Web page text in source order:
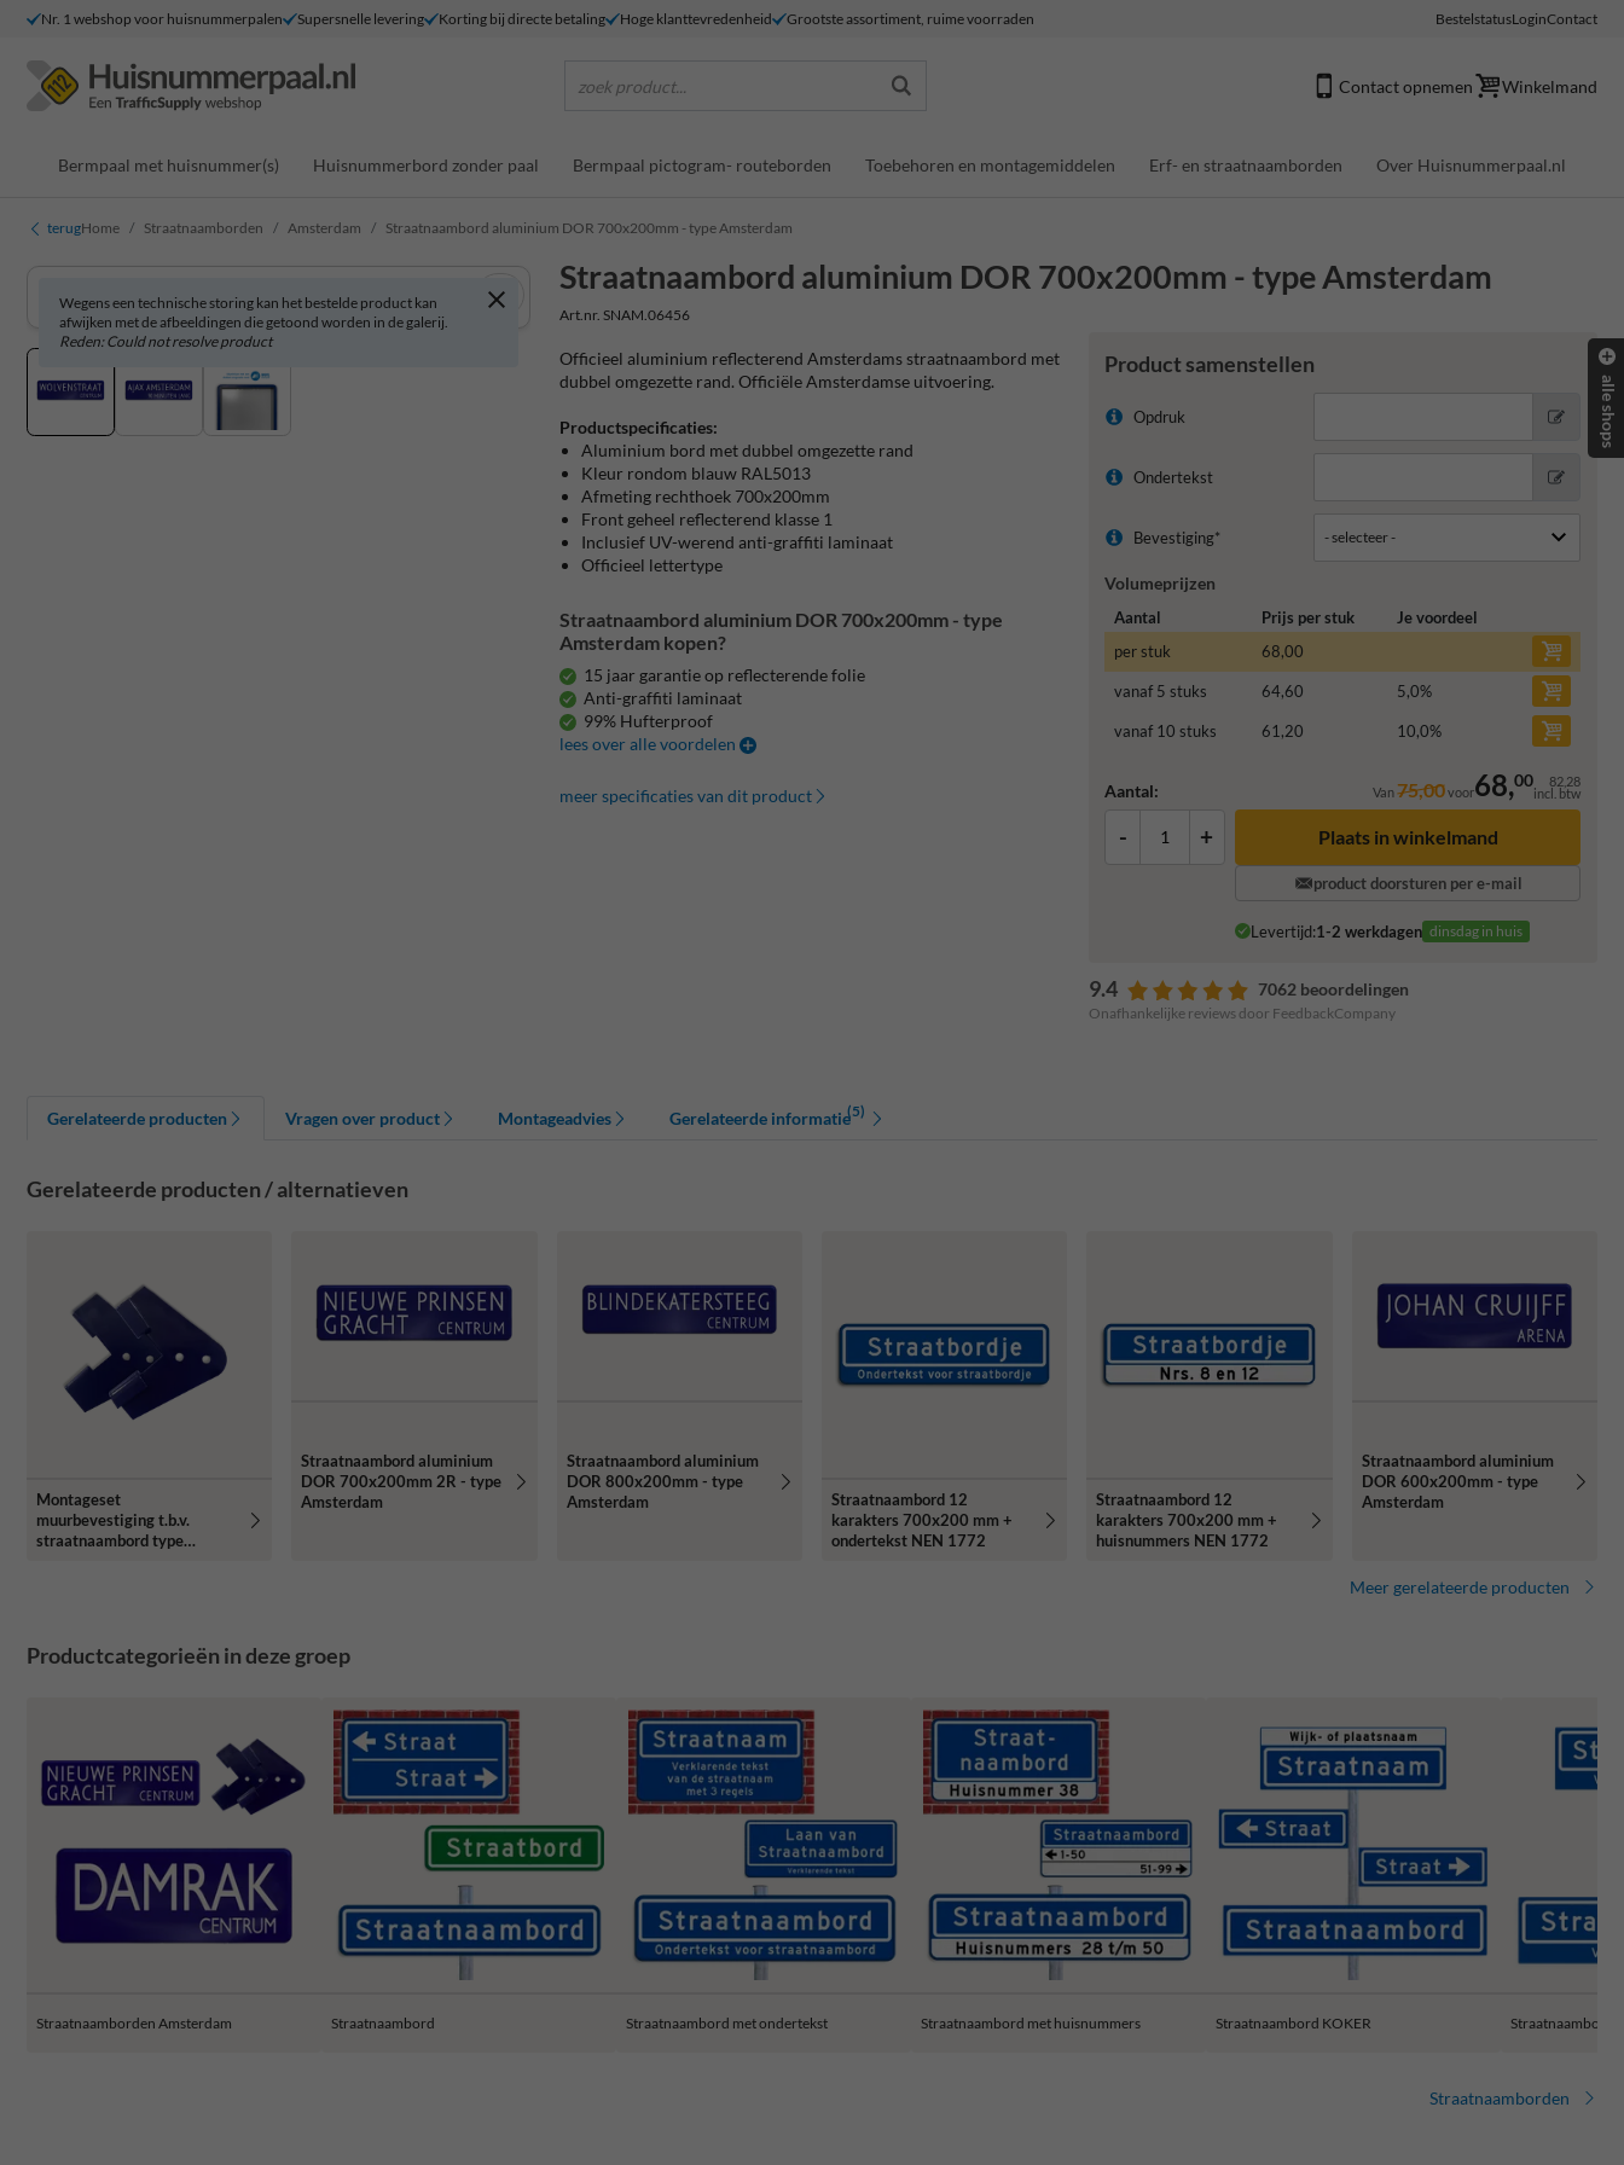
Nr. 1 webshop voor huisnummerpalen Supersnelle levering Korting bij directe betaling Hoge klanttevredenheid Grootste assortiment, ruime voorraden BestelstatusLoginContact
zoek product... Contact opnemen Winkelmand
Bermpaal met huisnummer(s) Huisnummerbord zonder paal Bermpaal pictogram- routeborden Toebehoren en montagemiddelen Erf- en straatnaamborden Over Huisnummerpaal.nl
terugHome Straatnaamborden Amsterdam Straatnaambord aluminium DOR 700x200mm - type Amsterdam
Straatnaambord aluminium DOR 700x200mm - type Amsterdam
Art.nr. SNAM.06456
Wegens een technische storing kan het bestelde product kan
afwijken met de afbeeldingen die getoond worden in de galerij.
Reden: Could not resolve product
Product samenstellen
Opdruk
Ondertekst
Bevestiging*
Volumeprijzen
Aantal Prijs per stuk
Je voordeel
per stuk
68,00
vanaf 5 stuks 64,60 5,0%
vanaf 10 stuks 61,20 10,0%
Aantal: Van75,00voor68,00 82,28
incl. btw
- + Plaats in winkelmand
product doorsturen per e-mail
Levertijd:1-2 werkdagen dinsdag in huis
9.4 7062 beoordelingen
Onafhankelijke reviews door FeedbackCompany
Officieel aluminium reflecterend Amsterdams straatnaambord met
dubbel omgezette rand. Officiële Amsterdamse uitvoering.
Productspecificaties:
Aluminium bord met dubbel omgezette rand
Kleur rondom blauw RAL5013
Afmeting rechthoek 700x200mm
Front geheel reflecterend klasse 1
Inclusief UV-werend anti-graffiti laminaat
Officieel lettertype
Straatnaambord aluminium DOR 700x200mm - type
Amsterdam kopen?
15 jaar garantie op reflecterende folie
Anti-graffiti laminaat
99% Hufterproof
lees over alle voordelen
meer specificaties van dit product
Gerelateerde producten Vragen over product Montageadvies Gerelateerde informatie(5)
Gerelateerde producten / alternatieven
Montageset
muurbevestiging t.b.v.
straatnaambord type
Straatnaambord aluminium
DOR 700x200mm 2R - type
Amsterdam
Straatnaambord aluminium
DOR 800x200mm - type
Amsterdam
Straatnaambord 12
karakters 700x200 mm +
ondertekst NEN 1772
Straatnaambord 12
karakters 700x200 mm +
huisnummers NEN 1772
Straatnaambord aluminium
DOR 600x200mm - type
Amsterdam
Meer gerelateerde producten
Productcategorieën in deze groep
Straatnaamborden Amsterdam Straatnaambord Straatnaambord met ondertekst Straatnaambord met huisnummers Straatnaambord KOKER Straatnaambord
Straatnaamborden
alle shops